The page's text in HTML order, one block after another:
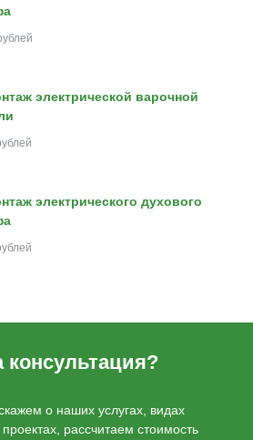
электрической варочной
электрического духового
консультация?
о наших услугах, видах
рассчитаем стоимость